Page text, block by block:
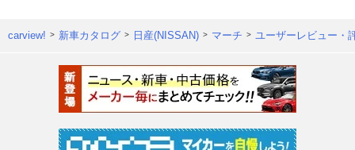
carview! 新車カタログ 日産(NISSAN) マーチ ユーザーレビュー・